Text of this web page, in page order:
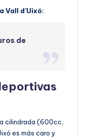
Vall d’Uixó:
de
cilindrada (600cc,
es más caro y